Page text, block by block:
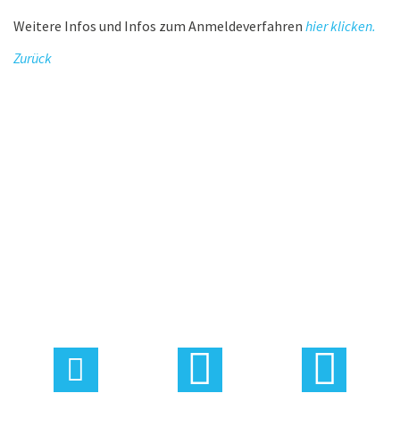
Weitere Infos und Infos zum Anmeldeverfahren hier klicken.
Zurück